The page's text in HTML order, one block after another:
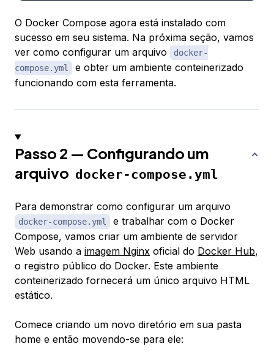
O Docker Compose agora está instalado com
sucesso em seu sistema. Na próxima seção, vamos
ver como configurar um arquivo
docker-
compose.yml
e obter um ambiente conteinerizado
funcionando com esta ferramenta.
Passo 2 — Configurando um
arquivo docker-compose.yml
Para demonstrar como configurar um arquivo
docker-compose.yml
e trabalhar com o Docker
Compose, vamos criar um ambiente de servidor
Web usando a imagem Nginx oficial do Docker Hub,
o registro público do Docker. Este ambiente
conteinerizado fornecerá um único arquivo HTML
estático.
Comece criando um novo diretório em sua pasta
home e então movendo-se para ele: